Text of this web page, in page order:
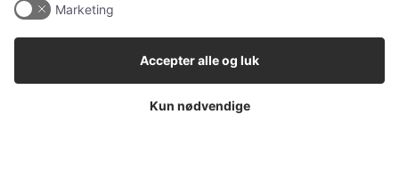
Kaniner
Vores Pet Guide
Marketing
Kun nødvendige
Accepter alle og luk